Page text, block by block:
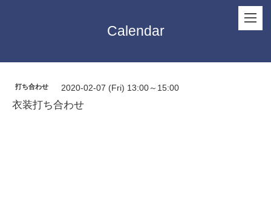
Calendar
打ち合わせ 2020-02-07 (Fri) 13:00～15:00
衣装打ち合わせ